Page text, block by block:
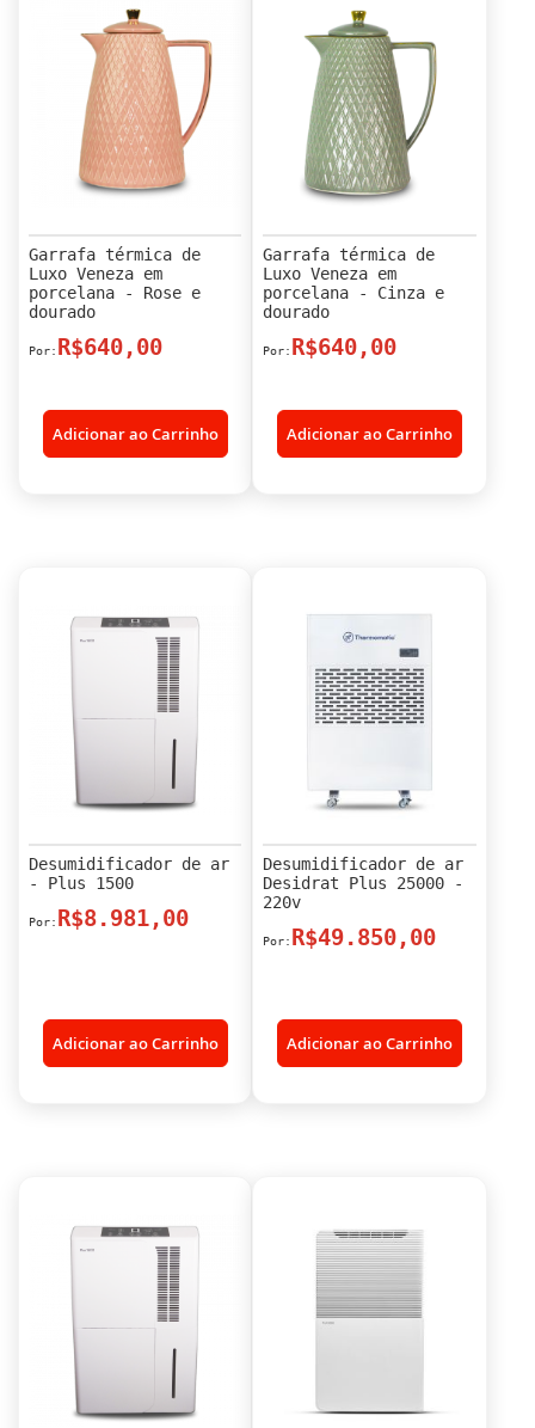
Garrafa térmica de
Luxo Veneza em
porcelana - Rose e
dourado
R$640,00
Adicionar ao Carrinho
Garrafa térmica de
Luxo Veneza em
porcelana - Cinza e
dourado
R$640,00
Adicionar ao Carrinho
Desumidificador de ar
- Plus 1500
R$8.981,00
Adicionar ao Carrinho
Desumidificador de ar
Desidrat Plus 25000 -
220v
R$49.850,00
Adicionar ao Carrinho